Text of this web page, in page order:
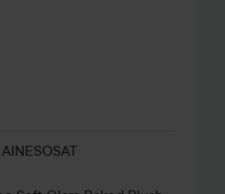
AINESOSAT